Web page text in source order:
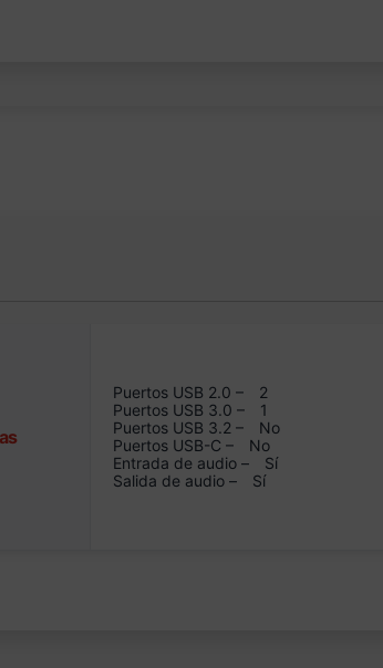
Puertos USB 2.0 –
2
Puertos USB 3.0 –
1
Puertos USB 3.2 –
No
Puertos USB-C –
No
Entrada de audio –
Sí
Salida de audio –
Sí